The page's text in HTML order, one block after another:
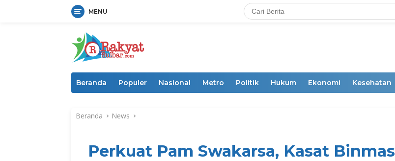
MENU
Beranda Populer Nasional Metro Politik Hukum Ekonomi Kesehatan
Beranda News
Perkuat Pam Swakarsa, Kasat Binmas